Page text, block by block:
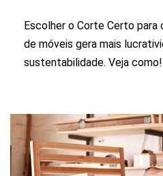
Escolher o Corte Certo
de móveis gera mais
sustentabilidade. Veja como!